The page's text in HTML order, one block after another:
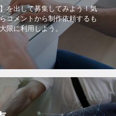
を出して募集してみよう！気
コメントから制作依頼するも
限に利用しよう。